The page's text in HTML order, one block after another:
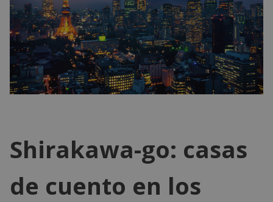
Shirakawa-go: casas
de cuento en los